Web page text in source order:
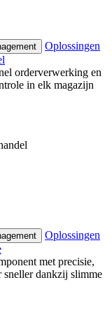
Oplossingen
orderverwerking en
in elk magazijn
Oplossingen
met precisie,
sneller dankzij slimme